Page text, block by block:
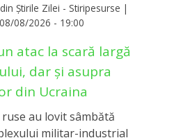
Știrile Zilei - Stiripesurse |
08/08/2026 - 19:00
atac la scară largă
dar și asupra
din Ucraina
au lovit sâmbătă
militar-industrial